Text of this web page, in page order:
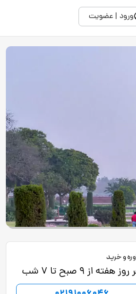
ورود | عضویت
و خرید
هفته از 9 صبح تا 7 شب